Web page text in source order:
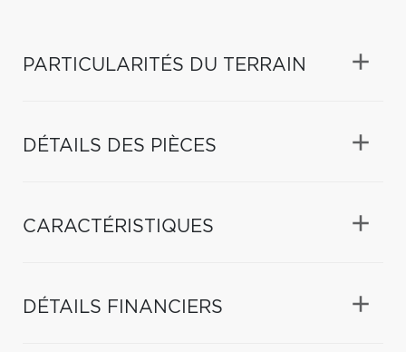
PARTICULARITÉS DU TERRAIN
DÉTAILS DES PIÈCES
CARACTÉRISTIQUES
DÉTAILS FINANCIERS